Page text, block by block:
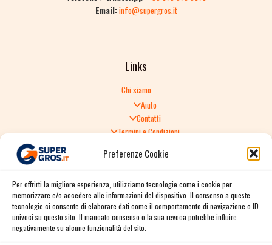
Preferenze Cookie
Per offrirti la migliore esperienza, utilizziamo tecnologie come i cookie per
memorizzare e/o accedere alle informazioni del dispositivo. Il consenso a queste
tecnologie ci consente di elaborare dati come il comportamento di navigazione o ID
univoci su questo sito. Il mancato consenso o la sua revoca potrebbe influire
negativamente su alcune funzionalità del sito.
Email:info@supergros.it
Links
Chi siamo
Aiuto
Contatti
Termini e Condizioni
Politica di Reso
Spedizione e consegna
Informativa sulla Privacy
Cookie Policy